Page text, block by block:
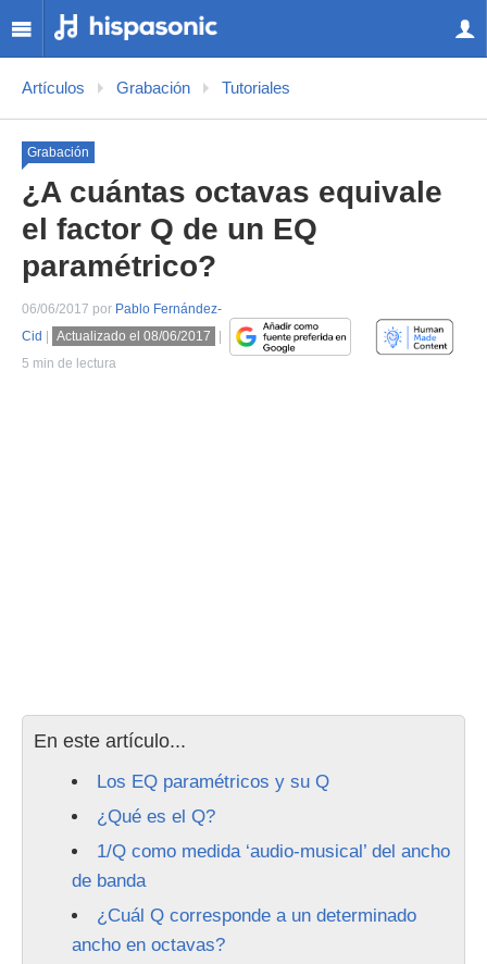
Artículos Grabación Tutoriales
Grabación
¿A cuántas octavas equivale
el factor Q de un EQ
paramétrico?
06/06/2017 por Pablo Fernández-
Cid
Actualizado el 08/06/2017
5 min de lectura
En este artículo...
Los EQ paramétricos y su Q
¿Qué es el Q?
1/Q como medida ‘audio-musical’ del ancho
de banda
¿Cuál Q corresponde a un determinado
ancho en octavas?